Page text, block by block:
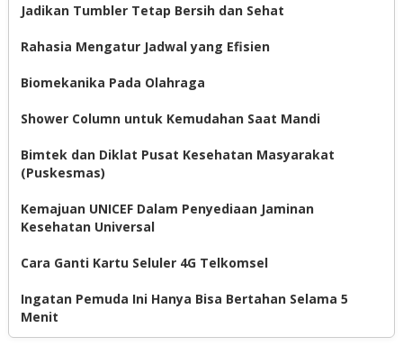
Jadikan Tumbler Tetap Bersih dan Sehat
Rahasia Mengatur Jadwal yang Efisien
Biomekanika Pada Olahraga
Shower Column untuk Kemudahan Saat Mandi
Bimtek dan Diklat Pusat Kesehatan Masyarakat
(Puskesmas)
Kemajuan UNICEF Dalam Penyediaan Jaminan
Kesehatan Universal
Cara Ganti Kartu Seluler 4G Telkomsel
Ingatan Pemuda Ini Hanya Bisa Bertahan Selama 5
Menit